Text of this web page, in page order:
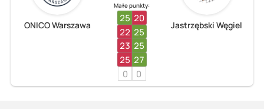
ONICO Warszawa
Małe punkty:
25 20
22 25
23 25
25 27
0
0
Jastrzębski Węgiel